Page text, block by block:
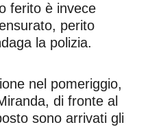
ferito è invece
perito
la polizia.
nel pomeriggio,
di fronte al
sono arrivati gli